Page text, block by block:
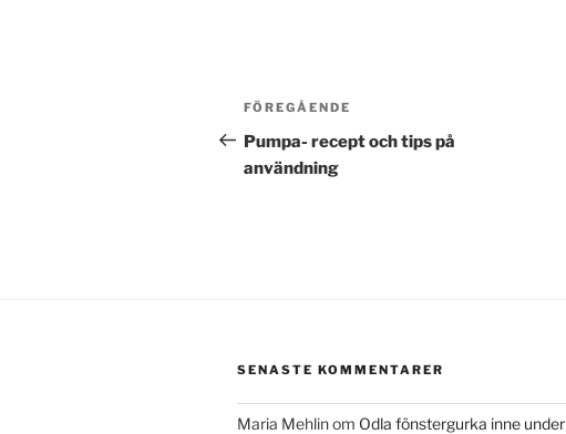
Inläggsnavigering
Föregående
inlägg
FÖREGÅENDE
Pumpa- recept och tips på
användning
SENASTE KOMMENTARER
Maria Mehlinom Odla fönstergurka inne under